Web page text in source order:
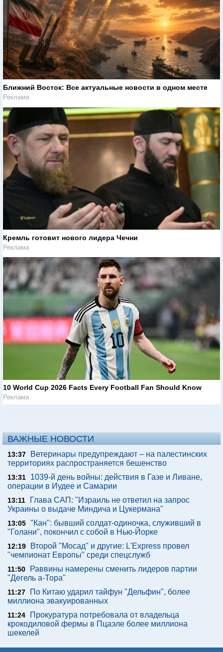
Ближний Восток: Все актуальные новости в одном месте
Реклама
Кремль готовит нового лидера Чечни
Реклама
10 World Cup 2026 Facts Every Football Fan Should Know
Реклама
ВАЖНЫЕ НОВОСТИ
13:37
Ветеринары предупреждают – на палестинских
территориях распространяется бешенство
13:31
1039-й день войны: действия в Газе и Ливане,
операции в Иудее и Самарии
13:11
Глава САП: "Израиль не ответил на запрос
Украины о выдаче Миндича и Цукермана"
13:05 "Кан": бывший солдат-одиночка, служивший в
"Голани", покончил с собой в Нью-Йорке
12:19
Второй "Мосад" и другие: L'Express провел
"чемпионат Европы" среди спецслужб
11:50
Раввины намерены сменить лидеров партии
"Дегель а-Тора"
11:27
По Китаю ударил тайфун "Дельфин", более
миллиона эвакуированных
11:24
Прокуратура потребовала от владельца
крокодиловой фермы в Пцаэле более миллиона
шекелей